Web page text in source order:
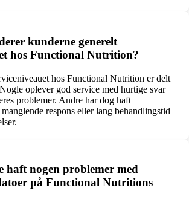
kunderne generelt
hos Functional Nutrition?
hos Functional Nutrition er delt
oplever god service med hurtige svar
problemer. Andre har dog haft
respons eller lang behandlingstid
haft nogen problemer med
på Functional Nutritions